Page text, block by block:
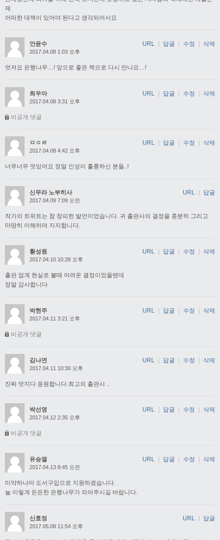
제
어떠한 대책이 있어야 된다고 생각되어서요
안윤수
2017.04.08 1:03 오후
멋저요 은행나무…! 앞으로 좋은 책으로 다시 만나요…!
URL | 답글 | 수정 | 삭제
최우아
2017.04.08 3:31 오후
비공개 댓글
URL | 답글 | 수정 | 삭제
ㅁㅇㄹ
2017.04.08 4:42 오후
너무너무 멋있어요 정말 인성이 훌륭하신 분들..!
URL 답글 수정 삭제
신무라 노부히사
2017.04.09 7:09 오전
작가의 트위트는 참 창피한 발언이었습니다. 귀 출판사의 결정을 충분히 그리고
마땅히 이해하며 지지합니다.
URL 답글
황성원
2017.04.10 10:28 오후
출판 업계 현실로 볼때 어려운 결정이었을텐데
정말 감사합니다
URL 답글 수정 삭제
박현주
2017.04.11 3:21 오후
비공개 댓글
URL | 답글 | 수정 | 삭제
김나연
2017.04.11 10:30 오후
진짜 멋지다 응원합니다.최고의 출판사 ..
URL | 답글 | 수정 | 삭제
박선영
2017.04.12 2:35 오후
비공개 댓글
URL 답글 수정 삭제
유승열
2017.04.13 8:45 오전
미약하나마 도서구입으로 지원하겠습니다.
늘 이렇게 든든한 은행나무가 되어주시길 바랍니다.
URL 답글 수정 삭제
신효정
2017.05.08 11:54 오후
URL 답글